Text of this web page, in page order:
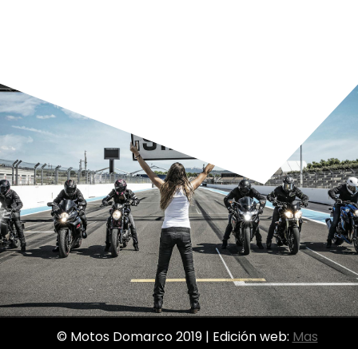
© Motos Domarco 2019 | Edición web: Mas